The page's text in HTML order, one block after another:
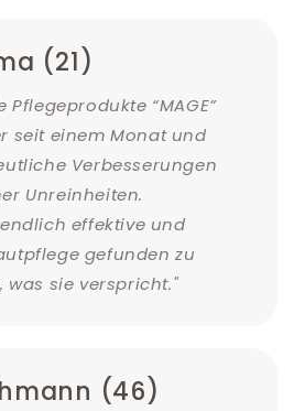
(21)
Pflegeprodukte “MAGE”
seit einem Monat und
Verbesserungen
Unreinheiten.
effektive und
gefunden zu
was sie verspricht."
(46)